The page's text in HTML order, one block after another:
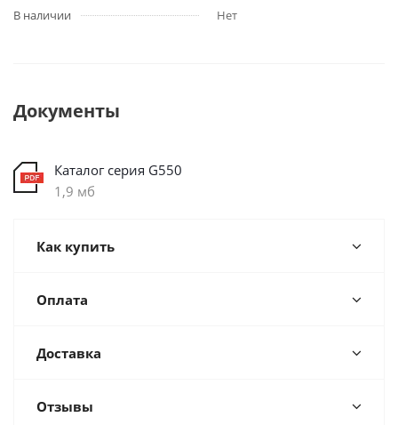
В наличии
Нет
Документы
Каталог серия G550
1,9 мб
Как купить
Оплата
Доставка
Отзывы